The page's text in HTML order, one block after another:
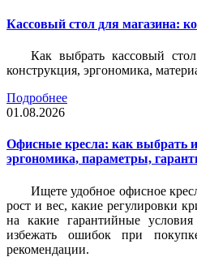
Кассовый стол для магазина:
Как выбрать кассовый
конструкция, эргономика,
Подробнее
01.08.2026
Офисные кресла: как выбрать
эргономика, параметры,
Ищете удобное офисное
рост и вес, какие регулировки
на какие гарантийные
избежать ошибок при
рекомендации.